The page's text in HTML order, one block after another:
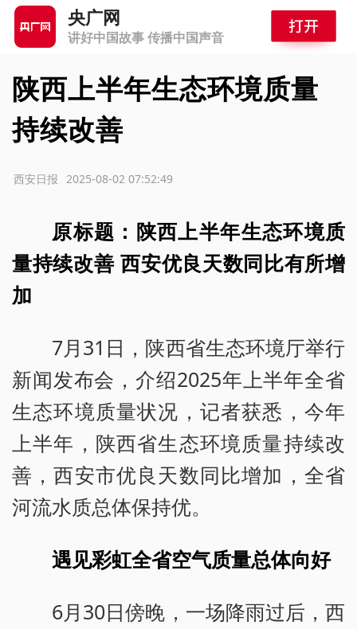
央广网
讲好中国故事 传播中国声音
陕西上半年生态环境质量
持续改善
2025-08-02 07:52:49
西安日报
原标题：陕西上半年生态环境质
量持续改善 西安优良天数同比有所增
加
7月31日，陕西省生态环境厅举行
新闻发布会，介绍2025年上半年全省
生态环境质量状况，记者获悉，今年
上半年，陕西省生态环境质量持续改
善，西安市优良天数同比增加，全省
河流水质总体保持优。
遇见彩虹全省空气质量总体向好
6月30日傍晚，一场降雨过后，西